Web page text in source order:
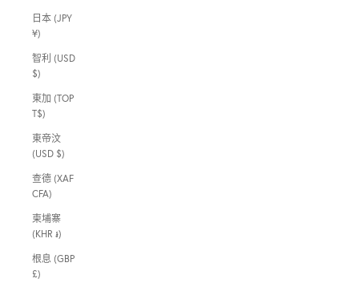
日本 (JPY
¥)
智利 (USD
$)
東加 (TOP
T$)
東帝汶
(USD $)
查德 (XAF
CFA)
柬埔寨
(KHR ៛)
根息 (GBP
£)